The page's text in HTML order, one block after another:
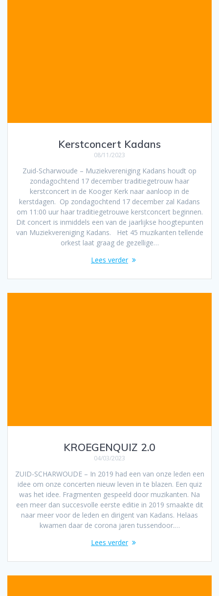
Kerstconcert Kadans
08/11/2023
Zuid-Scharwoude – Muziekvereniging Kadans houdt op
zondagochtend 17 december traditiegetrouw haar
kerstconcert in de Kooger Kerk naar aanloop in de
kerstdagen. Op zondagochtend 17 december zal Kadans
om 11:00 uur haar traditiegetrouwe kerstconcert beginnen.
Dit concert is inmiddels een van de jaarlijkse hoogtepunten
van Muziekvereniging Kadans. Het 45 muzikanten tellende
orkest laat graag de gezellige…
Lees verder
KROEGENQUIZ 2.0
04/03/2023
ZUID-SCHARWOUDE – In 2019 had een van onze leden een
idee om onze concerten nieuw leven in te blazen. Een quiz
was het idee. Fragmenten gespeeld door muzikanten. Na
een meer dan succesvolle eerste editie in 2019 smaakte dit
naar meer voor de leden en dirigent van Kadans. Helaas
kwamen daar de corona jaren tussendoor.…
Lees verder